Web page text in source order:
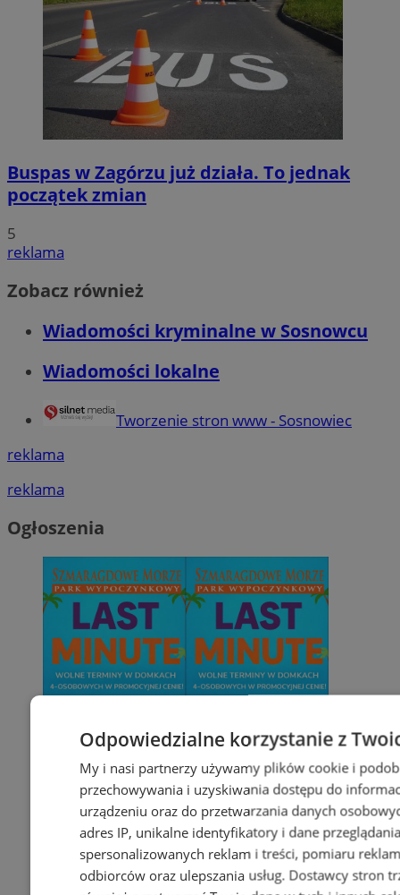
Buspas w Zagórzu już działa. To jednak
początek zmian
5
reklama
Zobacz również
Wiadomości kryminalne w Sosnowcu
Wiadomości lokalne
Tworzenie stron www - Sosnowiec
reklama
reklama
Ogłoszenia
Odpowiedzialne korzystanie z
My i nasi partnerzy używamy plików cookie i
przechowywania i uzyskiwania dostępu do
urządzeniu oraz do przetwarzania danych
adres IP, unikalne identyfikatory i dane
spersonalizowanych reklam i treści, pomiaru
odbiorców oraz ulepszania usług. Dostawcy stron